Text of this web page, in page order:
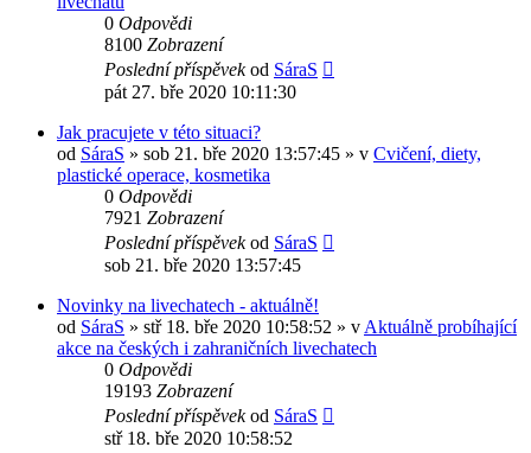
0 Odpovědi
8100 Zobrazení
Poslední příspěvekod SáraS
pát 27. bře 2020 10:11:30
Jak pracujete v této situaci?
od SáraS » sob 21. bře 2020 13:57:45 » v Cvičení, diety,
plastické operace, kosmetika
0 Odpovědi
7921 Zobrazení
Poslední příspěvekod SáraS
sob 21. bře 2020 13:57:45
Novinky na livechatech - aktuálně!
od SáraS » stř 18. bře 2020 10:58:52 » v Aktuálně probíhající
akce na českých i zahraničních livechatech
0 Odpovědi
19193 Zobrazení
Poslední příspěvekod SáraS
stř 18. bře 2020 10:58:52